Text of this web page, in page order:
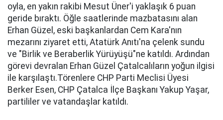
oyla, en yakın rakibi Mesut Üner'i yaklaşık 6 puan
geride bıraktı. Öğle saatlerinde mazbatasını alan
Erhan Güzel, eski başkanlardan Cem Kara'nın
mezarını ziyaret etti, Atatürk Anıtı'na çelenk sundu
ve "Birlik ve Beraberlik Yürüyüşü"ne katıldı. Ardından
görevi devralan Erhan Güzel Çatalcalıların yoğun ilgisi
ile karşılaştı.Törenlere CHP Parti Meclisi Üyesi
Berker Esen, CHP Çatalca İlçe Başkanı Yakup Yaşar,
partililer ve vatandaşlar katıldı.